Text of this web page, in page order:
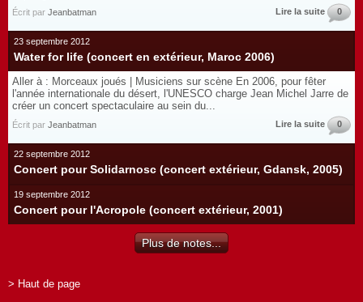
Écrit par Jeanbatman Lire la suite 0
23 septembre 2012
Water for life (concert en extérieur, Maroc 2006)
Aller à : Morceaux joués | Musiciens sur scène En 2006, pour fêter
l'année internationale du désert, l'UNESCO charge Jean Michel Jarre de
créer un concert spectaculaire au sein du...
Écrit par Jeanbatman Lire la suite 0
22 septembre 2012
Concert pour Solidarnosc (concert extérieur, Gdansk, 2005)
19 septembre 2012
Concert pour l'Acropole (concert extérieur, 2001)
Plus de notes...
> Haut de page